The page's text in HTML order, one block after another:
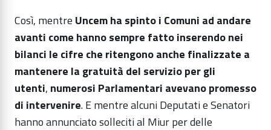
Così, mentre Uncem ha spinto i Comuni ad andare
avanti come hanno sempre fatto inserendo nei
bilanci le cifre che ritengono anche finalizzate a
mantenere la gratuità del servizio per gli
utenti, numerosi Parlamentari avevano promesso
di intervenire. E mentre alcuni Deputati e Senatori
hanno annunciato solleciti al Miur per delle